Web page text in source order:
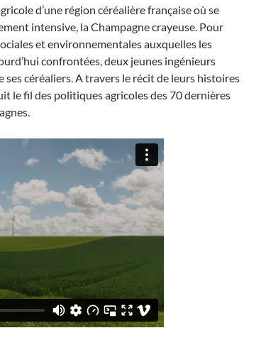
d’une région céréalière française où se
intensive, la Champagne crayeuse. Pour
et environnementales auxquelles les
confrontées, deux jeunes ingénieurs
céréaliers. A travers le récit de leurs histoires
le fil des politiques agricoles des 70 dernières